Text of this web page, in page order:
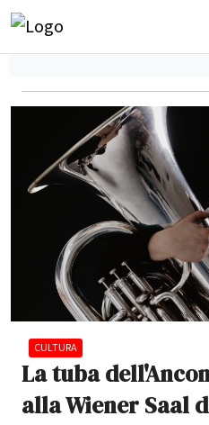
CULTURA
La tuba
alla Wiener Saal